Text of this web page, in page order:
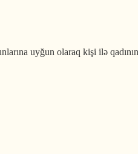
uyğun olaraq kişi ilə